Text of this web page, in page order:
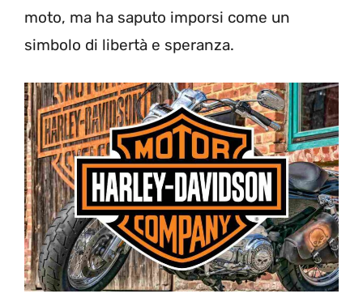
moto, ma ha saputo imporsi come un
simbolo di libertà e speranza.